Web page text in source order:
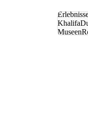
Khalifa
Museen